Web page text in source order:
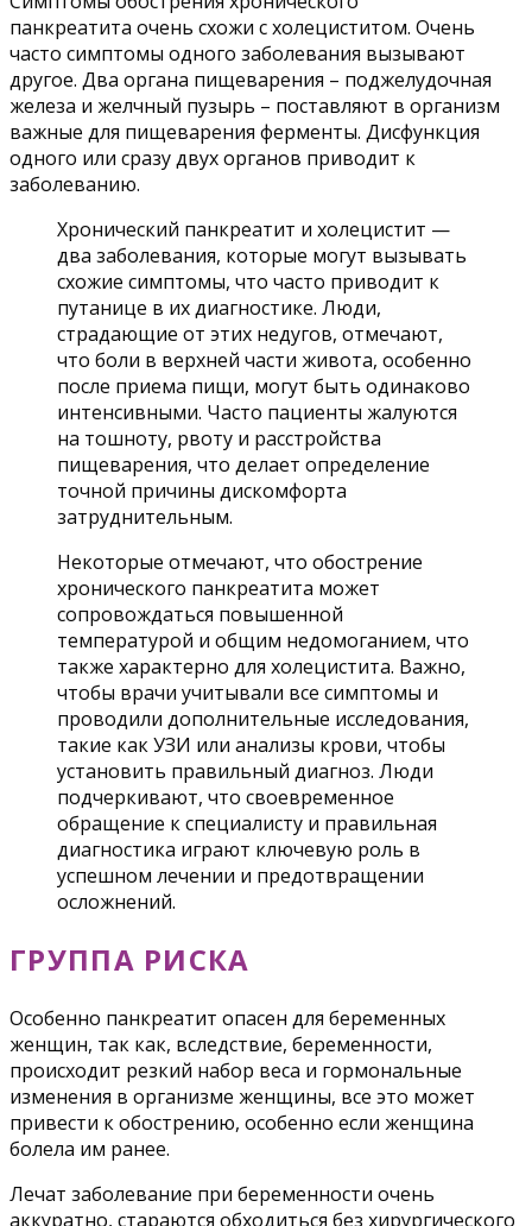
панкреатита очень схожи с холециститом. Очень
часто симптомы одного заболевания вызывают
другое. Два органа пищеварения – поджелудочная
железа и желчный пузырь – поставляют в организм
важные для пищеварения ферменты. Дисфункция
одного или сразу двух органов приводит к
заболеванию.
Хронический панкреатит и холецистит —
два заболевания, которые могут вызывать
схожие симптомы, что часто приводит к
путанице в их диагностике. Люди,
страдающие от этих недугов, отмечают,
что боли в верхней части живота, особенно
после приема пищи, могут быть одинаково
интенсивными. Часто пациенты жалуются
на тошноту, рвоту и расстройства
пищеварения, что делает определение
точной причины дискомфорта
затруднительным.
Некоторые отмечают, что обострение
хронического панкреатита может
сопровождаться повышенной
температурой и общим недомоганием, что
также характерно для холецистита. Важно,
чтобы врачи учитывали все симптомы и
проводили дополнительные исследования,
такие как УЗИ или анализы крови, чтобы
установить правильный диагноз. Люди
подчеркивают, что своевременное
обращение к специалисту и правильная
диагностика играют ключевую роль в
успешном лечении и предотвращении
осложнений.
ГРУППА РИСКА
Особенно панкреатит опасен для беременных
женщин, так как, вследствие, беременности,
происходит резкий набор веса и гормональные
изменения в организме женщины, все это может
привести к обострению, особенно если женщина
болела им ранее.
Лечат заболевание при беременности очень
аккуратно, стараются обходиться без хирургического